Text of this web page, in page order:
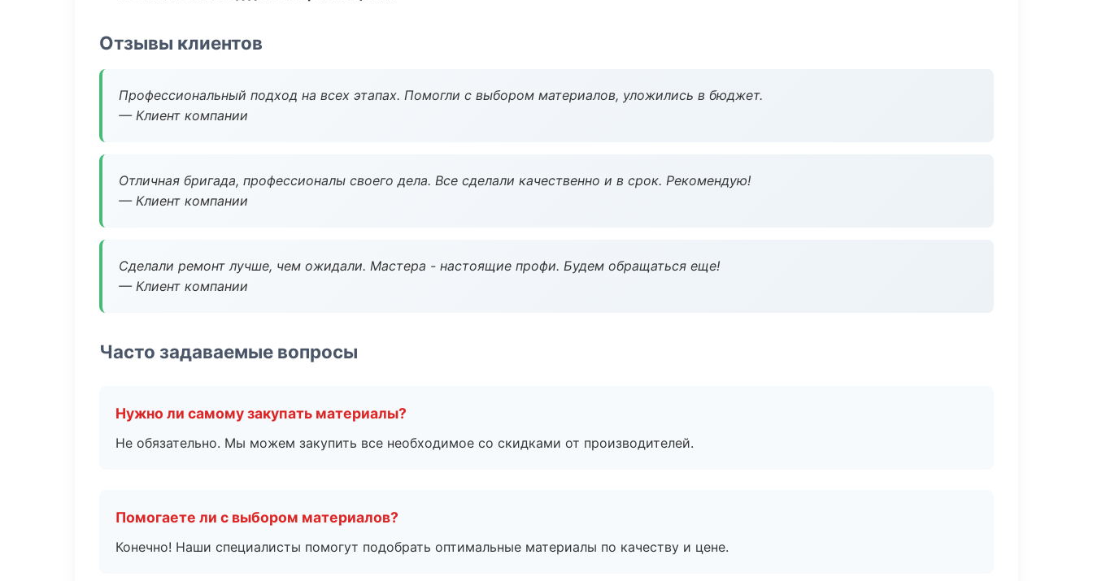
Отзывы клиентов
Профессиональный подход на всех этапах. Помогли с выбором материалов, уложились в бюджет.
— Клиент компании
Отличная бригада, профессионалы своего дела. Все сделали качественно и в срок. Рекомендую!
— Клиент компании
Сделали ремонт лучше, чем ожидали. Мастера - настоящие профи. Будем обращаться еще!
— Клиент компании
Часто задаваемые вопросы
Нужно ли самому закупать материалы?
Не обязательно. Мы можем закупить все необходимое со скидками от производителей.
Помогаете ли с выбором материалов?
Конечно! Наши специалисты помогут подобрать оптимальные материалы по качеству и цене.